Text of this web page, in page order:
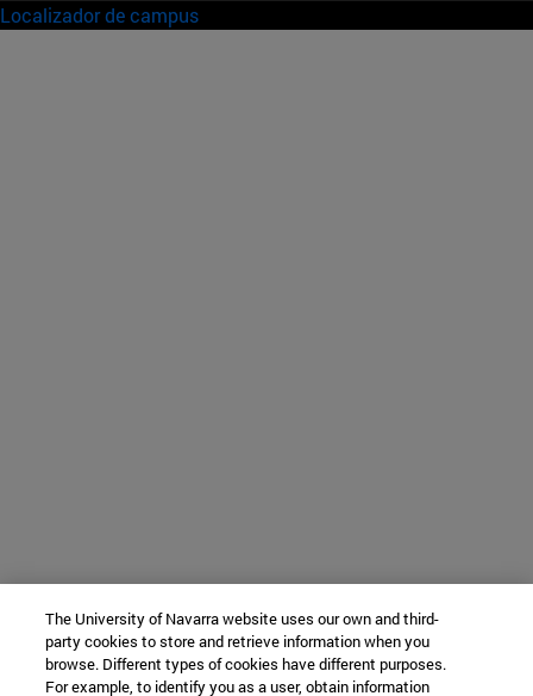
Localizador de campus
The University of Navarra website uses our own and third-
party cookies to store and retrieve information when you
browse. Different types of cookies have different purposes.
For example, to identify you as a user, obtain information